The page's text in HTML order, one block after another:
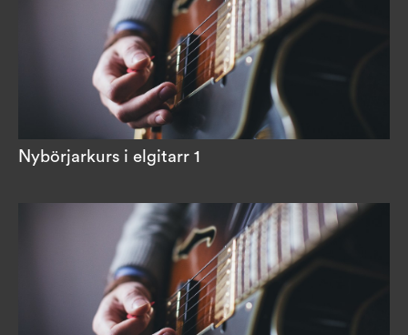
Nybörjarkurs i elgitarr 1